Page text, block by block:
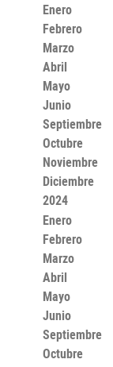
Enero
Febrero
Marzo
Abril
Mayo
Junio
Septiembre
Octubre
Noviembre
Diciembre
2024
Enero
Febrero
Marzo
Abril
Mayo
Junio
Septiembre
Octubre